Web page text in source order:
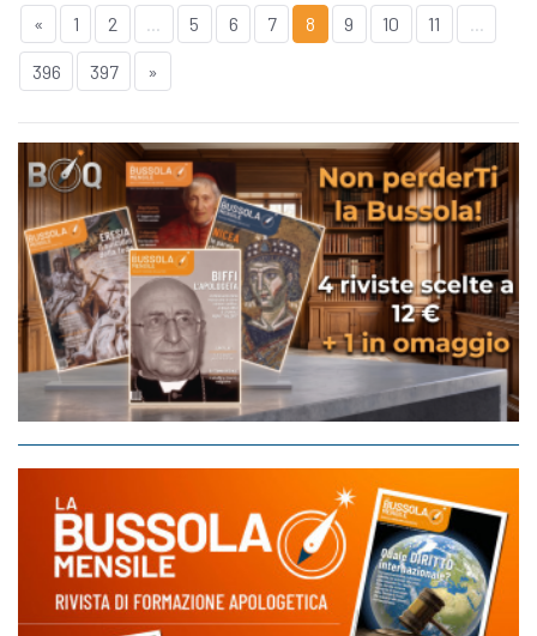
« 1 2 ... 5 6 7 8 9 10 11 ...
396 397 »